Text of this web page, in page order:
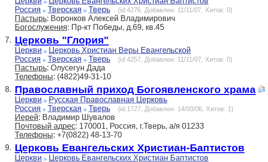
Россия
Тверская Тверь (id:4276, Добавлен: 11/11/07, Хитов: 0)
Пастырь: Воронков Алексей Владимирович
Богослужения: Пр-кт Победы, д.69, кв.45
7. Церковь "Глория"
Церкви
Церковь Христиан Веры Евангельской
Россия
Тверская Тверь (id:4257, Добавлен: 11/11/07, Хитов: 0)
Пастырь: Олусегун Дада
Телефоны: (4822)49-31-10
8. Православный приход Богоявленского храма
Церкви
Русская Православная Церковь
Россия
Тверская Тверь (id:1727, Добавлен: 14/03/06, Хитов: 1)
Иерей: Владимир Шувалов
Почтовый адрес: 170001, Россия, г.Тверь, а/я 01233
Телефоны: +7(0822) 48-13-70
9. Церковь Евангельских Христиан-Баптистов
Церкви
Церковь Евангельских Христиан Баптистов